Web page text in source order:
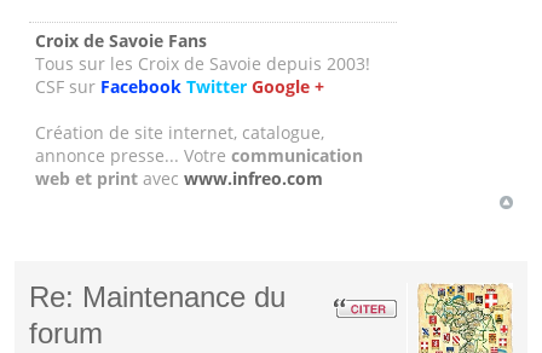
Croix de Savoie Fans
Tous sur les Croix de Savoie depuis 2003!
CSF sur Facebook Twitter Google +
Création de site internet, catalogue,
annonce presse... Votrecommunication
web et print avecwww.infreo.com
Re: Maintenance du
forum